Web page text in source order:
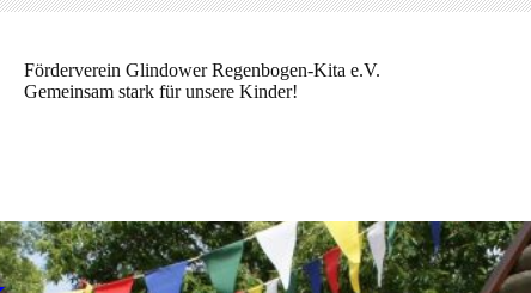
Förderverein Glindower Regenbogen-Kita e.V.
Gemeinsam stark für unsere Kinder!